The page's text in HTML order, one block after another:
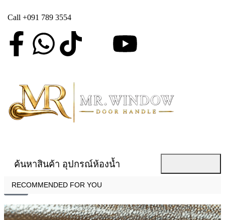
Call +091 789 3554
ค้นหาสินค้า อุปกรณ์ห้องน้ำ
RECOMMENDED FOR YOU